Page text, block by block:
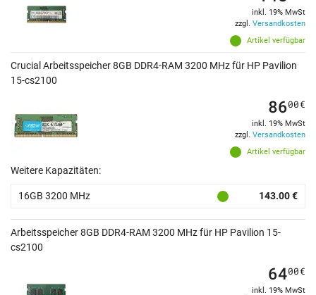
Artikel verfügbar
inkl. 19% MwSt
zzgl. Versandkosten
Crucial Arbeitsspeicher 8GB DDR4-RAM 3200 MHz für HP Pavilion
15-cs2100
Artikel verfügbar
8600€
inkl. 19% MwSt
zzgl. Versandkosten
Weitere Kapazitäten:
16GB 3200 MHz 143.00 €
Arbeitsspeicher 8GB DDR4-RAM 3200 MHz für HP Pavilion 15-
cs2100
6400€
inkl. 19% MwSt